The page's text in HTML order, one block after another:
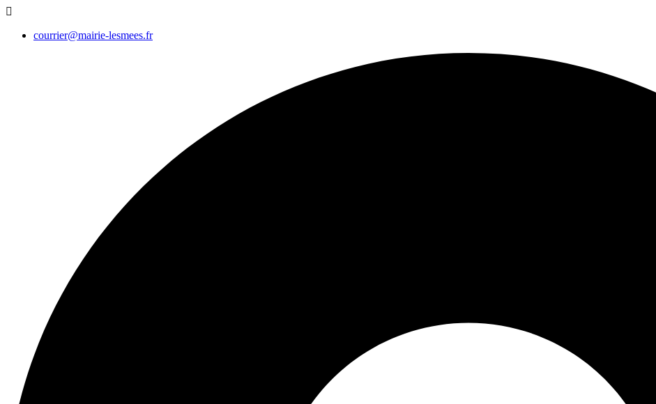
courrier@mairie-lesmees.fr